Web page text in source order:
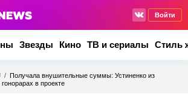
Войти
Звезды Кино ТВ и сериалы Стиль
/ Получала внушительные суммы: Устиненко из
в проекте